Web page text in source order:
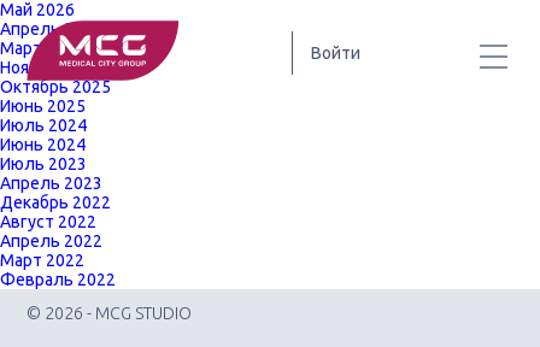
Войти
Май 2026
Апрель 2026
Март 2026
Ноябрь 2025
Октябрь 2025
Июнь 2025
Июль 2024
Июнь 2024
Июль 2023
Апрель 2023
Декабрь 2022
Август 2022
Апрель 2022
Март 2022
Февраль 2022
© 2026 - MCG STUDIO